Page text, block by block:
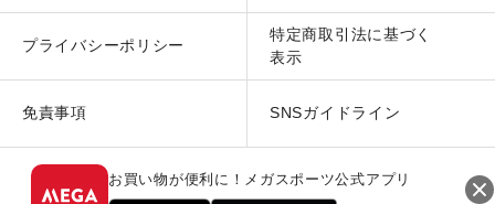
プライバシーポリシー
特定商取引法に基づく
表示
免責事項 SNSガイドライン
お買い物が便利に！メガスポーツ公式アプリ